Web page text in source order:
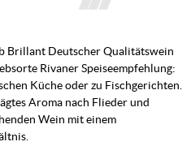
Brillant Deutscher Qualitätswein
Rivaner Speiseempfehlung:
Küche oder zu Fischgerichten.
Aroma nach Flieder und
Wein mit einem